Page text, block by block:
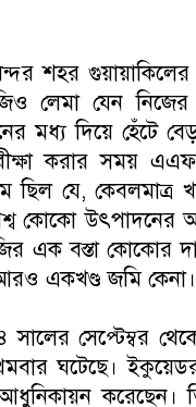
শহর
লেমা যেন নিজের
মধ্য দিয়ে হেঁটে
করার সময়
যে, কেবলমাত্র
কোকো উৎপাদনের
এক বস্তা কোকোর
একখণ্ড জমি
সেপ্টেম্বর
ঘটেছে।